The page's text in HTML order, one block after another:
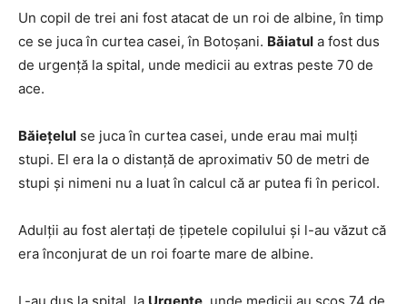
Un copil de trei ani fost atacat de un roi de albine, în timp
ce se juca în curtea casei, în Botoșani. Băiatul a fost dus
de urgență la spital, unde medicii au extras peste 70 de
ace.
Băiețelul se juca în curtea casei, unde erau mai mulți
stupi. El era la o distanță de aproximativ 50 de metri de
stupi și nimeni nu a luat în calcul că ar putea fi în pericol.
Adulții au fost alertați de țipetele copilului și l-au văzut că
era înconjurat de un roi foarte mare de albine.